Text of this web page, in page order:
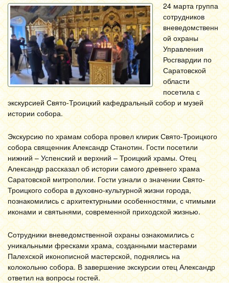
24 марта группа
сотрудников
вневедомственн
ой охраны
Управления
Росгвардии по
Саратовской
области
посетила с
экскурсией Свято-Троицкий кафедральный собор и музей
истории собора.
Экскурсию по храмам собора провел клирик Свято-Троицкого
собора священник Александр Станотин. Гости посетили
нижний – Успенский и верхний – Троицкий храмы. Отец
Александр рассказал об истории самого древнего храма
Саратовской митрополии. Гости узнали о значении Свято-
Троицкого собора в духовно-культурной жизни города,
познакомились с архитектурными особенностями, с чтимыми
иконами и святынями, современной приходской жизнью.
Сотрудники вневедомственной охраны ознакомились с
уникальными фресками храма, созданными мастерами
Палехской иконописной мастерской, поднялись на
колокольню собора. В завершение экскурсии отец Александр
ответил на вопросы гостей.